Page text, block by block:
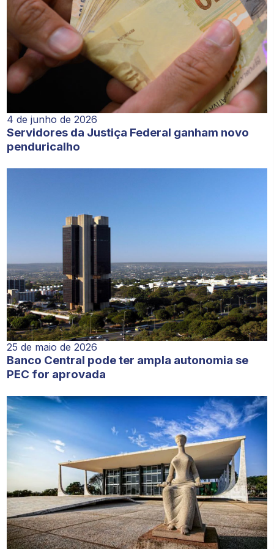
4 de junho de 2026
Servidores da Justiça Federal ganham novo
penduricalho
25 de maio de 2026
Banco Central pode ter ampla autonomia se
PEC for aprovada